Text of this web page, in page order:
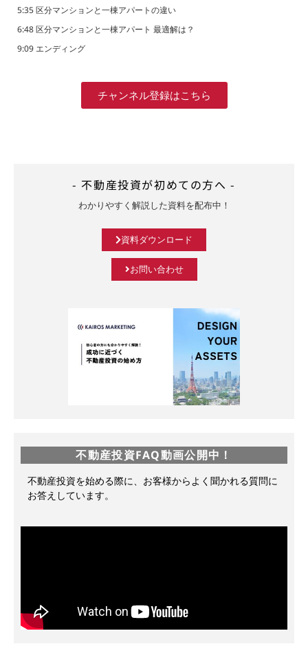
5:35 区分マンションと一棟アパートの違い
6:48 区分マンションと一棟アパート 最適解は？
9:09 エンディング
チャンネル登録はこちら
- 不動産投資が初めての方へ -
わかりやすく解説した資料を配布中！
資料ダウンロード
お問い合わせ
不動産投資FAQ動画公開中！
不動産投資を始める際に、お客様からよく聞かれる質問に
お答えしています。